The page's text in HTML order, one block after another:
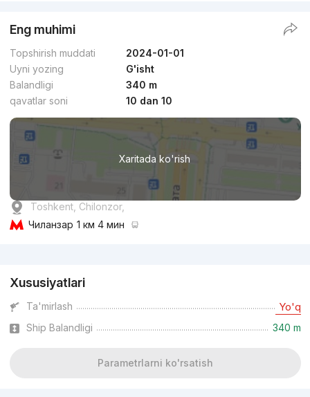
Eng muhimi
Topshirish muddati
2024-01-01
Uyni yozing
G'isht
Balandligi
340 m
qavatlar soni
10 dan 10
Xaritada ko'rish
Toshkent, Chilonzor,
Чиланзар 1 км 4 мин
Xususiyatlari
Ta'mirlash Yo'q
Ship Balandligi 340 m
Parametrlarni ko'rsatish